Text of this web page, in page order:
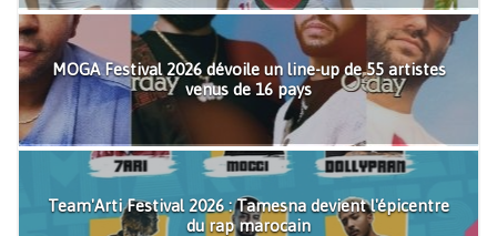
MOGA Festival 2026 dévoile un line-up de 55 artistes
venus de 16 pays
Team'Arti Festival 2026 : Tamesna devient l'épicentre
du rap marocain